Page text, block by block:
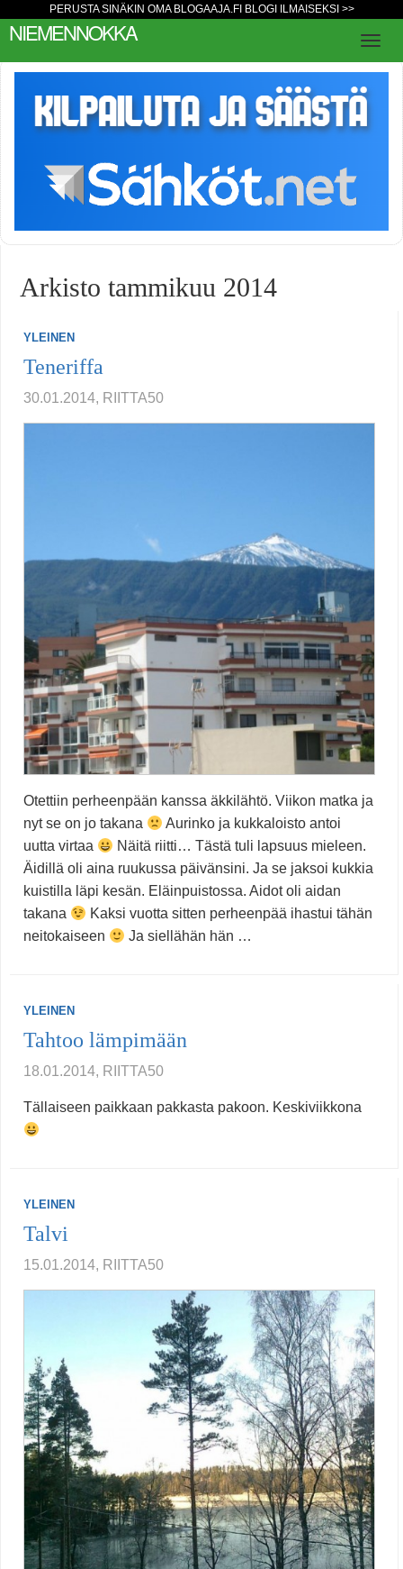
PERUSTA SINÄKIN OMA BLOGAAJA.FI BLOGI ILMAISEKSI >>
NIEMENNOKKA
Arkisto tammikuu 2014
YLEINEN
Teneriffa
30.01.2014, RIITTA50
Otettiin perheenpään kanssa äkkilähtö. Viikon matka ja
nyt se on jo takana
Aurinko ja kukkaloisto antoi
uutta virtaa
Näitä riitti… Tästä tuli lapsuus mieleen.
Äidillä oli aina ruukussa päivänsini. Ja se jaksoi kukkia
kuistilla läpi kesän. Eläinpuistossa. Aidot oli aidan
takana
Kaksi vuotta sitten perheenpää ihastui tähän
neitokaiseen
Ja siellähän hän …
YLEINEN
Tahtoo lämpimään
18.01.2014, RIITTA50
Tällaiseen paikkaan pakkasta pakoon. Keskiviikkona
YLEINEN
Talvi
15.01.2014, RIITTA50